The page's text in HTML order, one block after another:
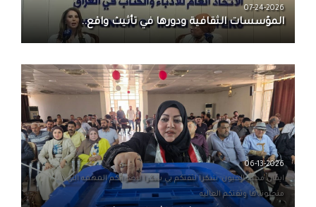
07-24-2026
المؤسسات الثقافية ودورها في تأثيث واقع..
06-13-2026
ايمان مجيد الخيون· شكرا لثقتكم بي شكرا لاصواتكم المهمه التي
منحتونياها وثقتكم العاليه